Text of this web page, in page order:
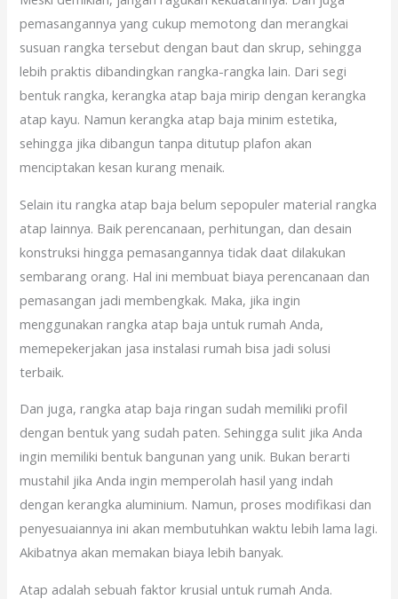
pemasangannya yang cukup memotong dan merangkai
susuan rangka tersebut dengan baut dan skrup, sehingga
lebih praktis dibandingkan rangka-rangka lain. Dari segi
bentuk rangka, kerangka atap baja mirip dengan kerangka
atap kayu. Namun kerangka atap baja minim estetika,
sehingga jika dibangun tanpa ditutup plafon akan
menciptakan kesan kurang menaik.
Selain itu rangka atap baja belum sepopuler material rangka
atap lainnya. Baik perencanaan, perhitungan, dan desain
konstruksi hingga pemasangannya tidak daat dilakukan
sembarang orang. Hal ini membuat biaya perencanaan dan
pemasangan jadi membengkak. Maka, jika ingin
menggunakan rangka atap baja untuk rumah Anda,
memepekerjakan jasa instalasi rumah bisa jadi solusi
terbaik.
Dan juga, rangka atap baja ringan sudah memiliki profil
dengan bentuk yang sudah paten. Sehingga sulit jika Anda
ingin memiliki bentuk bangunan yang unik. Bukan berarti
mustahil jika Anda ingin memperolah hasil yang indah
dengan kerangka aluminium. Namun, proses modifikasi dan
penyesuaiannya ini akan membutuhkan waktu lebih lama lagi.
Akibatnya akan memakan biaya lebih banyak.
Atap adalah sebuah faktor krusial untuk rumah Anda.